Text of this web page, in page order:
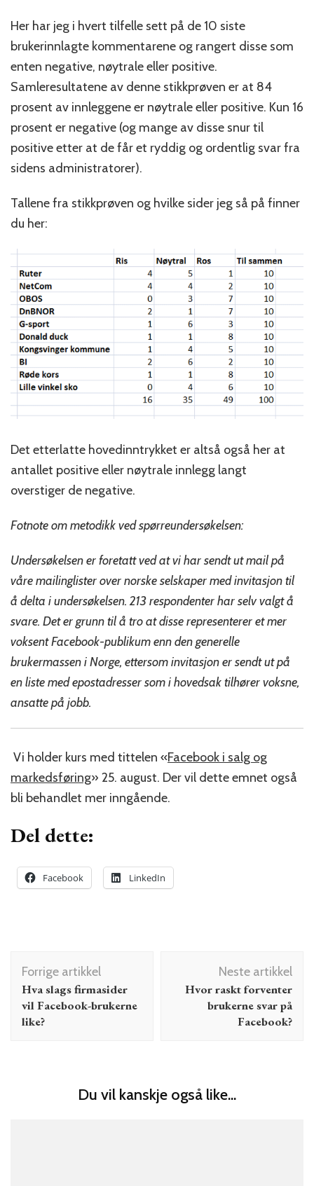
Her har jeg i hvert tilfelle sett på de 10 siste
brukerinnlagte kommentarene og rangert disse som
enten negative, nøytrale eller positive.
Samleresultatene av denne stikkprøven er at 84
prosent av innleggene er nøytrale eller positive. Kun 16
prosent er negative (og mange av disse snur til
positive etter at de får et ryddig og ordentlig svar fra
sidens administratorer).
Tallene fra stikkprøven og hvilke sider jeg så på finner
du her:
Det etterlatte hovedinntrykket er altså også her at
antallet positive eller nøytrale innlegg langt
overstiger de negative.
Fotnote om metodikk ved spørreundersøkelsen:
Undersøkelsen er foretatt ved at vi har sendt ut mail på
våre mailinglister over norske selskaper med invitasjon til
å delta i undersøkelsen. 213 respondenter har selv valgt å
svare. Det er grunn til å tro at disse representerer et mer
voksent Facebook-publikum enn den generelle
brukermassen i Norge, ettersom invitasjon er sendt ut på
en liste med epostadresser som i hovedsak tilhører voksne,
ansatte på jobb.
Vi holder kurs med tittelen «Facebook i salg og
markedsføring» 25. august. Der vil dette emnet også
bli behandlet mer inngående.
Del dette:
Facebook LinkedIn
Innleggsnavigering
Forrige artikkel
Hva slags firmasider
vil Facebook-brukerne
like?
Neste artikkel
Hvor raskt forventer
brukerne svar på
Facebook?
Du vil kanskje også like...